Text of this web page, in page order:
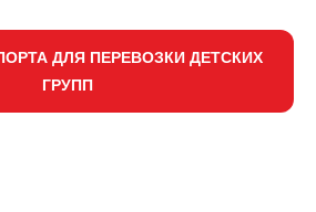
ДЛЯ ПЕРЕВОЗКИ ДЕТСКИХ
ГРУПП